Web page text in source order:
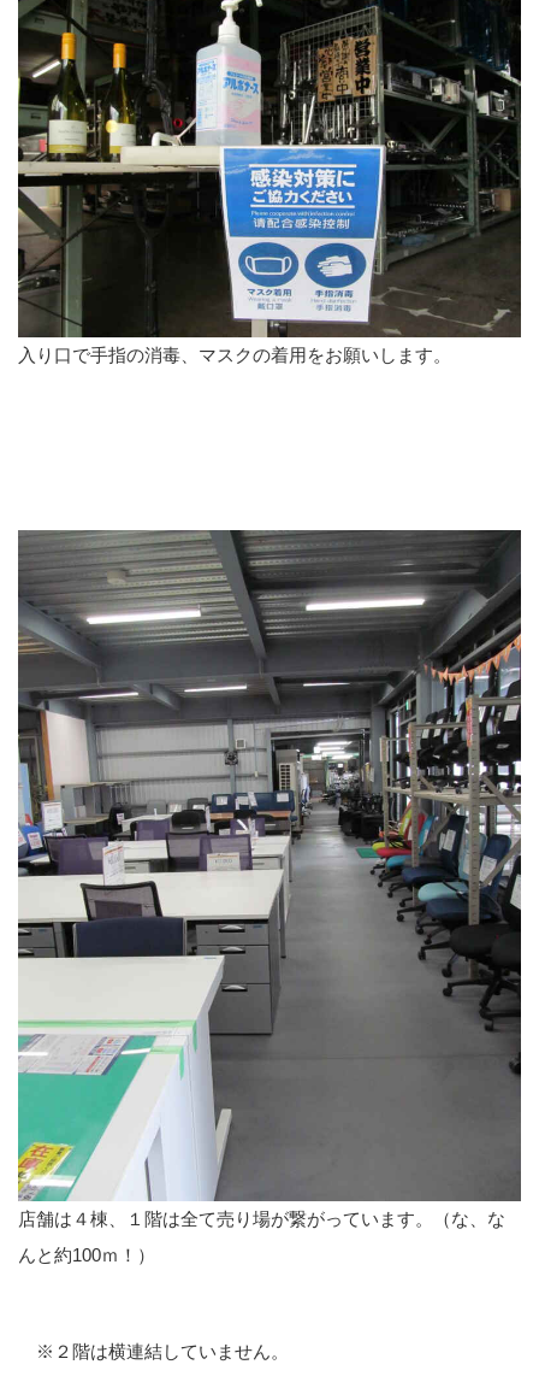
入り口で手指の消毒、マスクの着用をお願いします。
店舗は４棟、１階は全て売り場が繋がっています。（な、な
んと約100ｍ！）
※２階は横連結していません。